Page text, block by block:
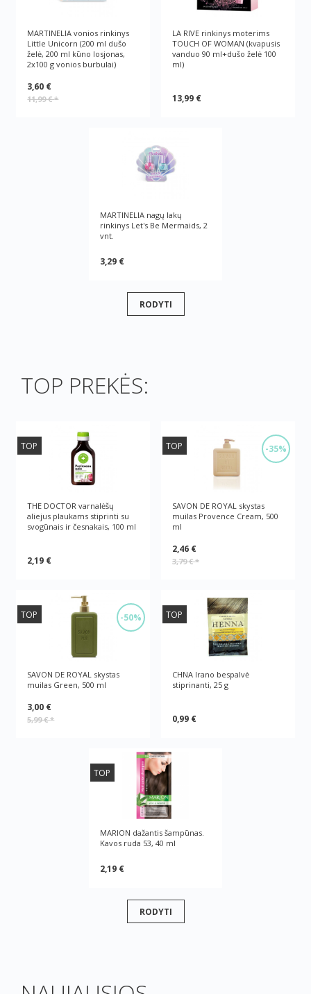
MARTINELIA vonios rinkinys
Little Unicorn (200 ml dušo
želė, 200 ml kūno losjonas,
2x100 g vonios burbulai)
3,60 €
11,99 €*
LA RIVE rinkinys moterims
TOUCH OF WOMAN (kvapusis
vanduo 90 ml+dušo želė 100
ml)
13,99 €
MARTINELIA nagų lakų
rinkinys Let's Be Mermaids, 2
vnt.
3,29 €
RODYTI
TOP PREKĖS:
TOP
THE DOCTOR varnalėšų
aliejus plaukams stiprinti su
svogūnais ir česnakais, 100 ml
2,19 €
-35%
TOP
SAVON DE ROYAL skystas
muilas Provence Cream, 500
ml
2,46 €
3,79 €*
-50%
TOP
SAVON DE ROYAL skystas
muilas Green, 500 ml
3,00 €
5,99 €*
TOP
CHNA Irano bespalvė
stiprinanti, 25 g
0,99 €
TOP
MARION dažantis šampūnas.
Kavos ruda 53, 40 ml
2,19 €
RODYTI